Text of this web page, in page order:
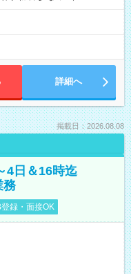
詳細へ
掲載日：2026.08.08
4日＆16時迄
務
録・面接OK